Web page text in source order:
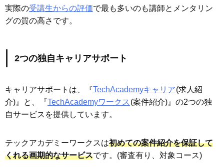
実際の受講生からの評価で最も多いのも講師とメンタリン
グの質の高さです。
2つの独自キャリアサポート
キャリアサポートは、『TechAcademyキャリア(求人紹
介)』と、『TechAcademyワークス (案件紹介)』の2つの独
自サービスを提供しています。
テックアカデミーワークスは初めての案件紹介を保証して
くれる画期的なサービスです。(審査有り、対象コース)